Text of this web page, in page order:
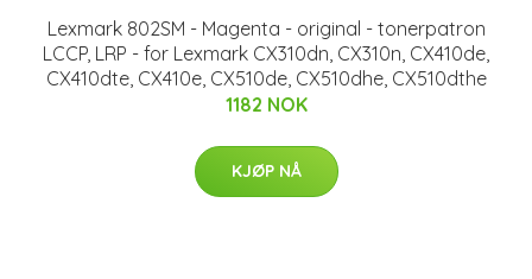
Lexmark 802SM - Magenta - original - tonerpatron
LCCP, LRP - for Lexmark CX310dn, CX310n, CX410de,
CX410dte, CX410e, CX510de, CX510dhe, CX510dthe
1182 NOK
KJØP NÅ